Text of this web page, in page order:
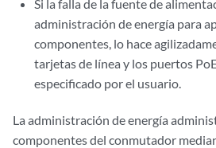
Si la falla de la fuente de
administración de energía para
componentes, lo hace
tarjetas de línea y los puertos
especificado por el usuario.
La administración de energía
componentes del conmutador